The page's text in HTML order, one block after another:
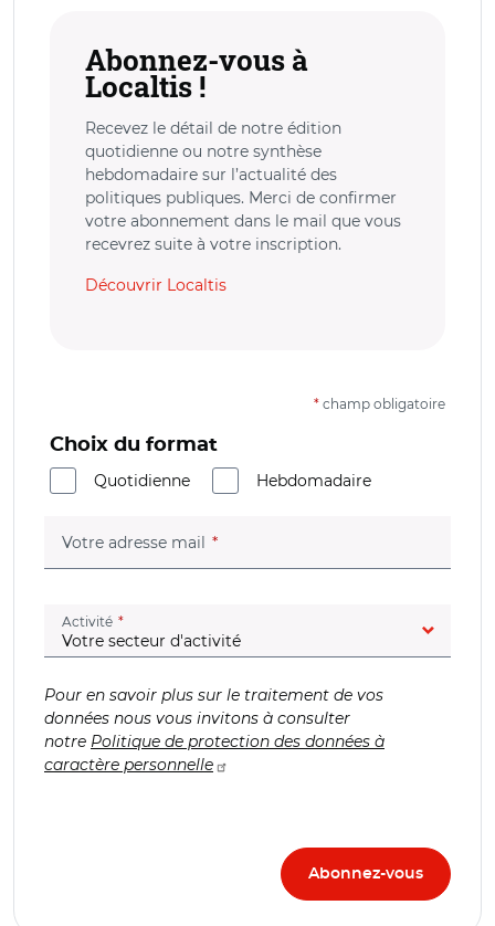
Abonnez-vous à
Localtis !
Recevez le détail de notre édition
quotidienne ou notre synthèse
hebdomadaire sur l’actualité des
politiques publiques. Merci de confirmer
votre abonnement dans le mail que vous
recevrez suite à votre inscription.
Découvrir Localtis
* champ obligatoire
Choix du format
Quotidienne
Hebdomadaire
Votre adresse mail (champ obligatoire)
Activité (champ obligatoire)
Pour en savoir plus sur le traitement de vos
données nous vous invitons à consulter
notre Politique de protection des données à
caractère personnelle